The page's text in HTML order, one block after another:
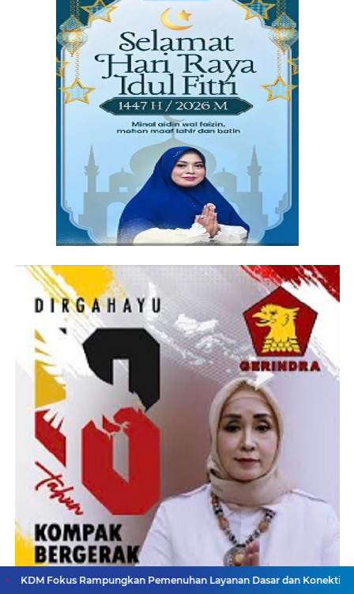
Rampungkan Pemenuhan Layanan Dasar dan Konektivitas Wilayah